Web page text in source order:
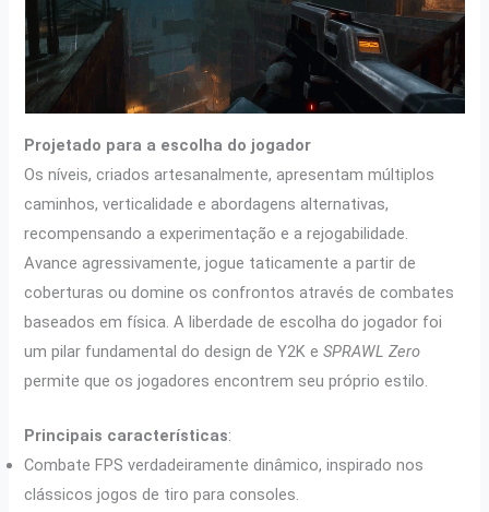
Projetado para a escolha do jogador
Os níveis, criados artesanalmente, apresentam múltiplos
caminhos, verticalidade e abordagens alternativas,
recompensando a experimentação e a rejogabilidade.
Avance agressivamente, jogue taticamente a partir de
coberturas ou domine os confrontos através de combates
baseados em física. A liberdade de escolha do jogador foi
um pilar fundamental do design de Y2K eSPRAWL Zero
permite que os jogadores encontrem seu próprio estilo.
Principais características:
Combate FPS verdadeiramente dinâmico, inspirado nos
clássicos jogos de tiro para consoles.